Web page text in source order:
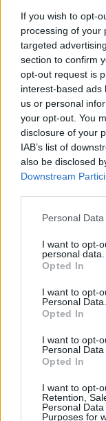
If you wish to opt-
processing of your
targeted
section to confirm
opt-out request is
interest-based ads
us or personal
your opt-out. You
disclosure of your
IAB’s list of
also be disclosed
Downstream
Please note that
not limited to your
grant or deny
use your data for
consent section.
Personal
I want to opt-
personal data.
Opted In
I want to opt-
Personal Data.
Opted In
I want to opt-
Personal Data
Opted In
I want to opt-
Retention,
Personal
Purposes for
mutat be a
szinhaz szerk.•2019.
Ópiumkeringő –
Lengyel Ferenc
Eperjes
lenni
szinhaz szerk.• 2019.